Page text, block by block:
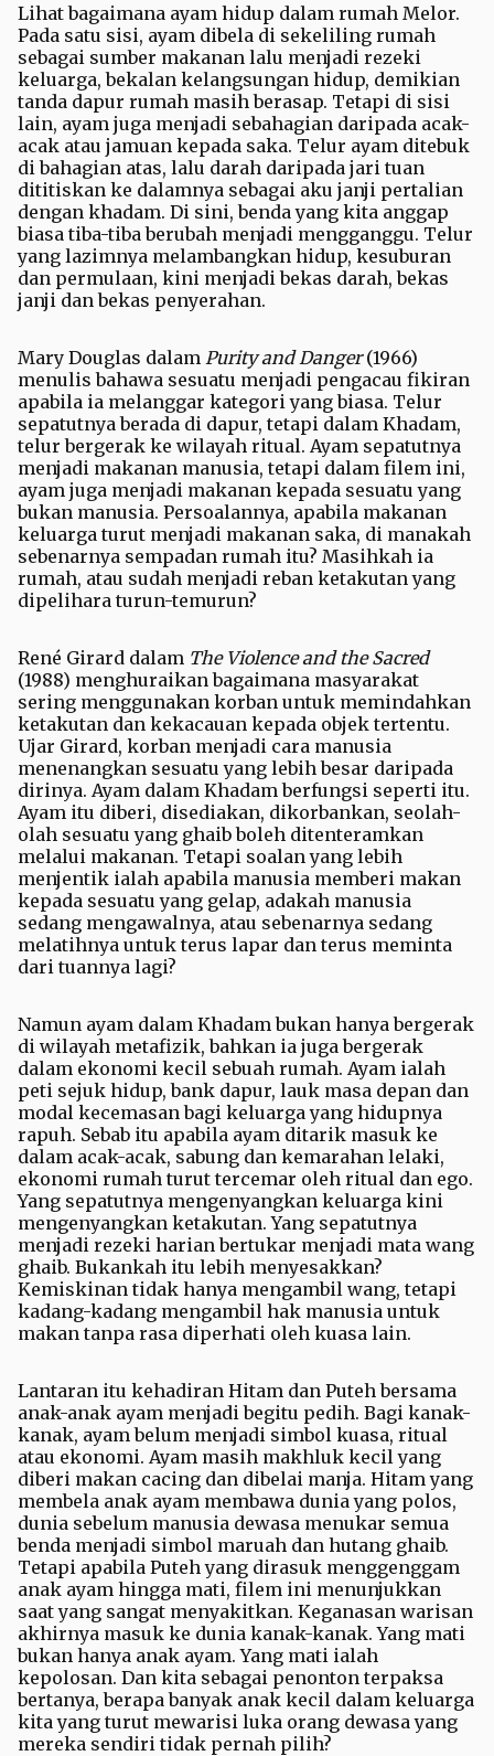
Lihat bagaimana ayam hidup dalam rumah Melor.
Pada satu sisi, ayam dibela di sekeliling rumah
sebagai sumber makanan lalu menjadi rezeki
keluarga, bekalan kelangsungan hidup, demikian
tanda dapur rumah masih berasap. Tetapi di sisi
lain, ayam juga menjadi sebahagian daripada acak-
acak atau jamuan kepada saka. Telur ayam ditebuk
di bahagian atas, lalu darah daripada jari tuan
dititiskan ke dalamnya sebagai aku janji pertalian
dengan khadam. Di sini, benda yang kita anggap
biasa tiba-tiba berubah menjadi mengganggu. Telur
yang lazimnya melambangkan hidup, kesuburan
dan permulaan, kini menjadi bekas darah, bekas
janji dan bekas penyerahan.
Mary Douglas dalam Purity and Danger(1966)
menulis bahawa sesuatu menjadi pengacau fikiran
apabila ia melanggar kategori yang biasa. Telur
sepatutnya berada di dapur, tetapi dalam Khadam,
telur bergerak ke wilayah ritual. Ayam sepatutnya
menjadi makanan manusia, tetapi dalam filem ini,
ayam juga menjadi makanan kepada sesuatu yang
bukan manusia. Persoalannya, apabila makanan
keluarga turut menjadi makanan saka, di manakah
sebenarnya sempadan rumah itu? Masihkah ia
rumah, atau sudah menjadi reban ketakutan yang
dipelihara turun-temurun?
René Girard dalam The Violence and the Sacred
(1988) menghuraikan bagaimana masyarakat
sering menggunakan korban untuk memindahkan
ketakutan dan kekacauan kepada objek tertentu.
Ujar Girard, korban menjadi cara manusia
menenangkan sesuatu yang lebih besar daripada
dirinya. Ayam dalam Khadam berfungsi seperti itu.
Ayam itu diberi, disediakan, dikorbankan, seolah-
olah sesuatu yang ghaib boleh ditenteramkan
melalui makanan. Tetapi soalan yang lebih
menjentik ialah apabila manusia memberi makan
kepada sesuatu yang gelap, adakah manusia
sedang mengawalnya, atau sebenarnya sedang
melatihnya untuk terus lapar dan terus meminta
dari tuannya lagi?
Namun ayam dalam Khadam bukan hanya bergerak
di wilayah metafizik, bahkan ia juga bergerak
dalam ekonomi kecil sebuah rumah. Ayam ialah
peti sejuk hidup, bank dapur, lauk masa depan dan
modal kecemasan bagi keluarga yang hidupnya
rapuh. Sebab itu apabila ayam ditarik masuk ke
dalam acak-acak, sabung dan kemarahan lelaki,
ekonomi rumah turut tercemar oleh ritual dan ego.
Yang sepatutnya mengenyangkan keluarga kini
mengenyangkan ketakutan. Yang sepatutnya
menjadi rezeki harian bertukar menjadi mata wang
ghaib. Bukankah itu lebih menyesakkan?
Kemiskinan tidak hanya mengambil wang, tetapi
kadang-kadang mengambil hak manusia untuk
makan tanpa rasa diperhati oleh kuasa lain.
Lantaran itu kehadiran Hitam dan Puteh bersama
anak-anak ayam menjadi begitu pedih. Bagi kanak-
kanak, ayam belum menjadi simbol kuasa, ritual
atau ekonomi. Ayam masih makhluk kecil yang
diberi makan cacing dan dibelai manja. Hitam yang
membela anak ayam membawa dunia yang polos,
dunia sebelum manusia dewasa menukar semua
benda menjadi simbol maruah dan hutang ghaib.
Tetapi apabila Puteh yang dirasuk menggenggam
anak ayam hingga mati, filem ini menunjukkan
saat yang sangat menyakitkan. Keganasan warisan
akhirnya masuk ke dunia kanak-kanak. Yang mati
bukan hanya anak ayam. Yang mati ialah
kepolosan. Dan kita sebagai penonton terpaksa
bertanya, berapa banyak anak kecil dalam keluarga
kita yang turut mewarisi luka orang dewasa yang
mereka sendiri tidak pernah pilih?